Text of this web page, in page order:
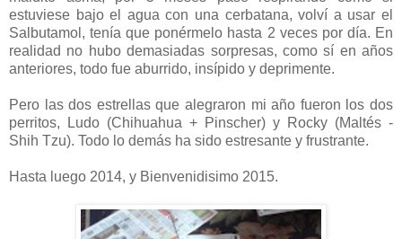
estuviese bajo el agua con una cerbatana, volví a usar el
Salbutamol, tenía que ponérmelo hasta 2 veces por día. En
realidad no hubo demasiadas sorpresas, como sí en años
anteriores, todo fue aburrido, insípido y deprimente.
Pero las dos estrellas que alegraron mi año fueron los dos
perritos, Ludo (Chihuahua + Pinscher) y Rocky (Maltés -
Shih Tzu). Todo lo demás ha sido estresante y frustrante.
Hasta luego 2014, y Bienvenidisimo 2015.